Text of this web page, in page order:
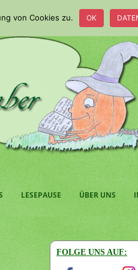
LESEPAUSE ÜBER UNS
FOLGE UNS AUF:
von Cookies zu. OK